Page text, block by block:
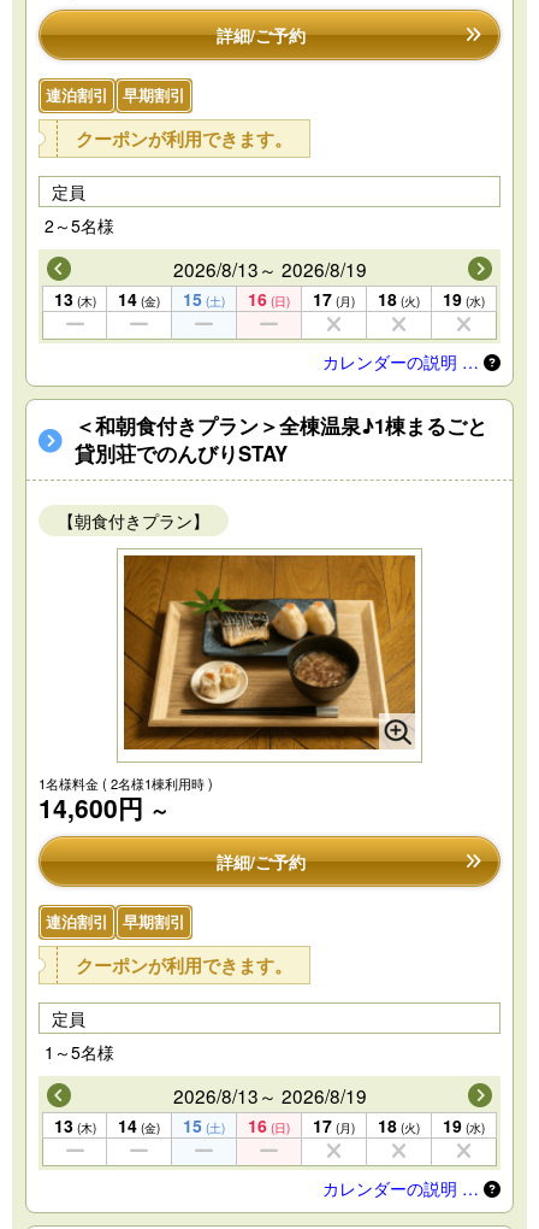
詳細/ご予約
連泊割引 早期割引
クーポンが利用できます。
定員
2～5名様
2026/8/13～ 2026/8/19
13 (木) 14 (金) 15 (土) 16 (日) 17 (月) 18 (火) 19 (水)
カレンダーの説明 …
＜和朝食付きプラン＞全棟温泉♪1棟まるごと
貸別荘でのんびりSTAY
【朝食付きプラン】
1名様料金( 2名様1棟利用時 )
14,600円 ～
詳細/ご予約
連泊割引 早期割引
クーポンが利用できます。
定員
1～5名様
2026/8/13～ 2026/8/19
13 (木) 14 (金) 15 (土) 16 (日) 17 (月) 18 (火) 19 (水)
カレンダーの説明 …